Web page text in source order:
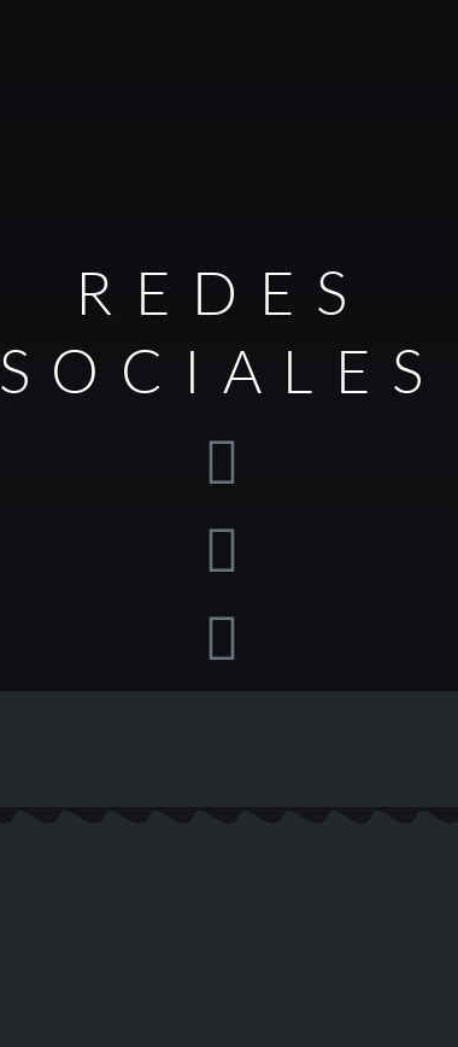
REDES
SOCIALES